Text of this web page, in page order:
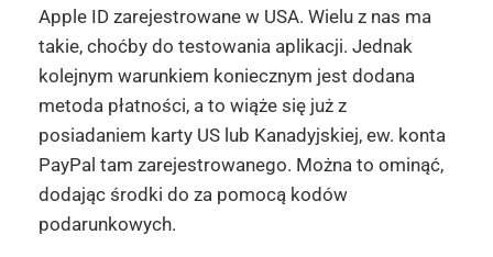
Apple ID zarejestrowane w USA. Wielu z nas ma
takie, choćby do testowania aplikacji. Jednak
kolejnym warunkiem koniecznym jest dodana
metoda płatności, a to wiąże się już z
posiadaniem karty US lub Kanadyjskiej, ew. konta
PayPal tam zarejestrowanego. Można to ominąć,
dodając środki do za pomocą kodów
podarunkowych.